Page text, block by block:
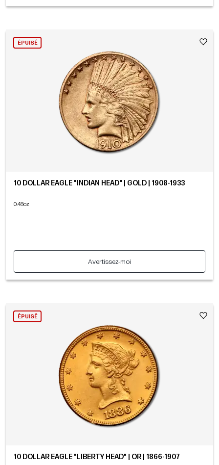
ÉPUISÉ
10 DOLLAR EAGLE "INDIAN HEAD" | GOLD | 1908-1933
0.48oz
Avertissez-moi
ÉPUISÉ
10 DOLLAR EAGLE "LIBERTY HEAD" | OR | 1866-1907